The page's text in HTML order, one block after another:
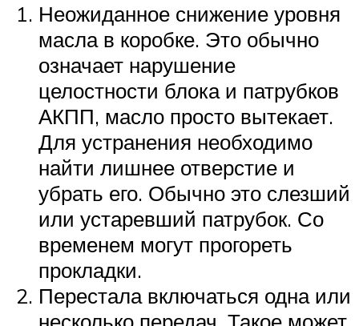
Неожиданное снижение уровня
масла в коробке. Это обычно
означает нарушение
целостности блока и патрубков
АКПП, масло просто вытекает.
Для устранения необходимо
найти лишнее отверстие и
убрать его. Обычно это слезший
или устаревший патрубок. Со
временем могут прогореть
прокладки.
Перестала включаться одна или